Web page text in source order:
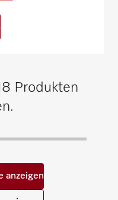
Produkten
anzeigen